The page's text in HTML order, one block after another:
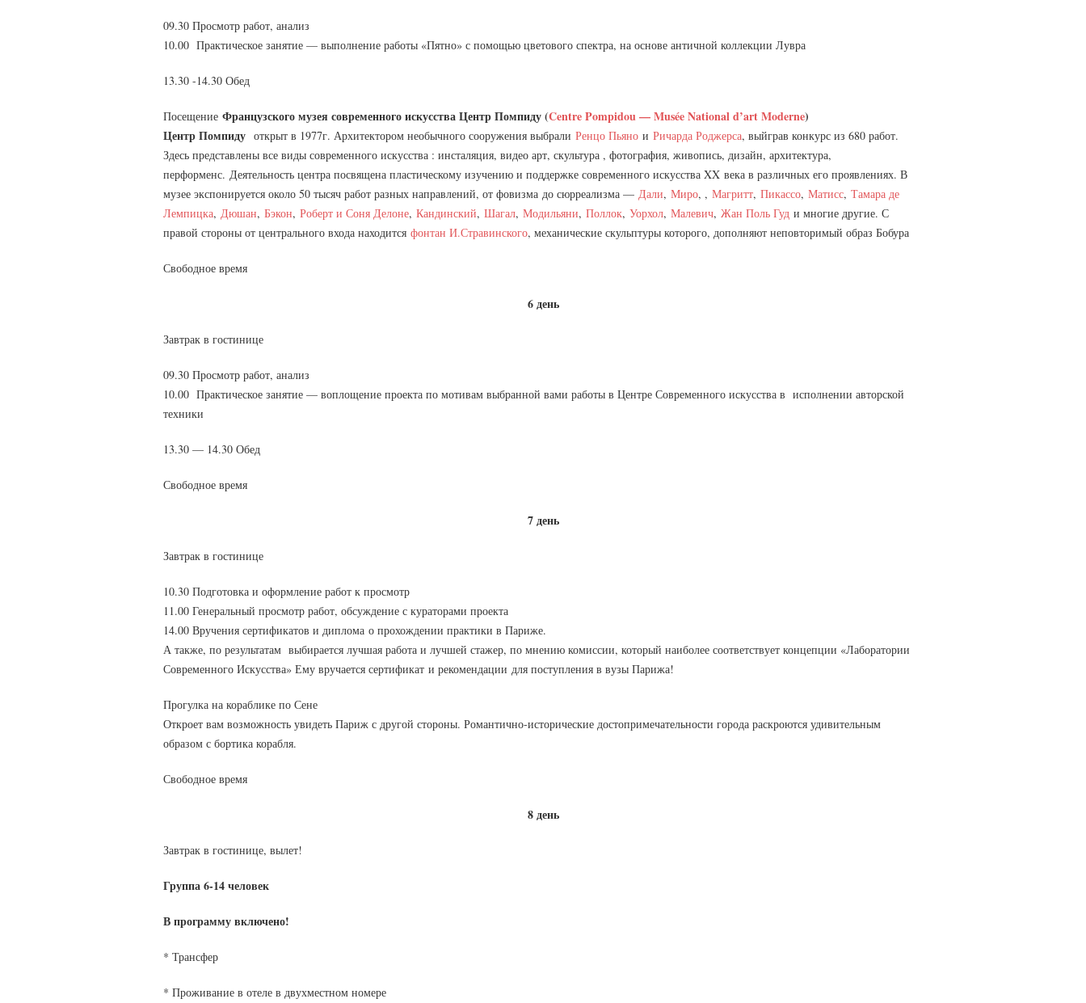
09.30 Просмотр работ, анализ
10.00 Практическое занятие — выполнение работы «Пятно» с помощью цветового спектра, на основе античной коллекции Лувра
13.30 -14.30 Обед
Посещение Французского музея современного искусства Центр Помпиду (Centre Pompidou — Musée National d’art Moderne)
Центр Помпиду открыт в 1977г. Архитектором необычного сооружения выбрали Ренцо Пьяно и Ричарда Роджерса, выйграв конкурс из 680 работ.
Здесь представлены все виды современного искусства : инсталяция, видео арт, скультура , фотография, живопись, дизайн, архитектура,
перформенс. Деятельность центра посвящена пластическому изучению и поддержке современного искусства XX века в различных его проявлениях. В
музее экспонируется около 50 тысяч работ разных направлений, от фовизма до сюрреализма — Дали, Миро, , Магритт, Пикассо, Матисс, Тамара де
Лемпицка, Дюшан, Бэкон, Роберт и Соня Делоне, Кандинский, Шагал, Модильяни, Поллок, Уорхол, Малевич, Жан Поль Гуд и многие другие. С
правой стороны от центрального входа находится фонтан И.Стравинского, механические скульптуры которого, дополняют неповторимый образ Бобура
Свободное время
6 день
Завтрак в гостинице
09.30 Просмотр работ, анализ
10.00 Практическое занятие — воплощение проекта по мотивам выбранной вами работы в Центре Современного искусства в исполнении авторской
техники
13.30 — 14.30 Обед
Свободное время
7 день
Завтрак в гостинице
10.30 Подготовка и оформление работ к просмотр
11.00 Генеральный просмотр работ, обсуждение с кураторами проекта
14.00 Вручения сертификатов и диплома о прохождении практики в Париже.
А также, по результатам выбирается лучшая работа и лучшей стажер, по мнению комиссии, который наиболее соответствует концепции «Лаборатории
Современного Искусства» Ему вручается сертификат и рекомендации для поступления в вузы Парижа!
Прогулка на кораблике по Сене
Откроет вам возможность увидеть Париж с другой стороны. Романтично-исторические достопримечательности города раскроются удивительным
образом с бортика корабля.
Свободное время
8 день
Завтрак в гостинице, вылет!
Группа 6-14 человек
В программу включено!
* Трансфер
* Проживание в отеле в двухместном номере